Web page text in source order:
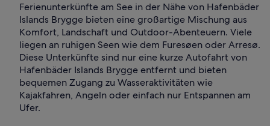
Ferienunterkünfte am See in der Nähe von Hafenbäder
Islands Brygge bieten eine großartige Mischung aus
Komfort, Landschaft und Outdoor-Abenteuern. Viele
liegen an ruhigen Seen wie dem Furesøen oder Arresø.
Diese Unterkünfte sind nur eine kurze Autofahrt von
Hafenbäder Islands Brygge entfernt und bieten
bequemen Zugang zu Wasseraktivitäten wie
Kajakfahren, Angeln oder einfach nur Entspannen am
Ufer.